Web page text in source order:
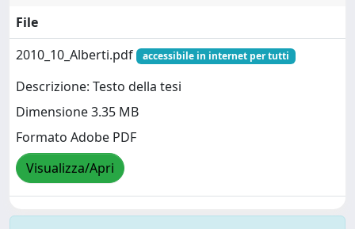
File
2010_10_Alberti.pdf
accessibile in internet per tutti
Descrizione: Testo della tesi
Dimensione 3.35 MB
Formato Adobe PDF
Visualizza/Apri